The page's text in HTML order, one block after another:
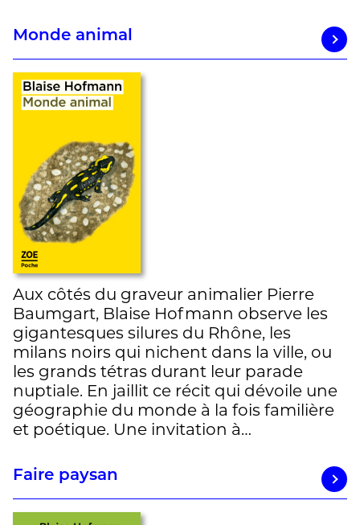
Monde animal
Aux côtés du graveur animalier Pierre
Baumgart, Blaise Hofmann observe les
gigantesques silures du Rhône, les
milans noirs qui nichent dans la ville, ou
les grands tétras durant leur parade
nuptiale. En jaillit ce récit qui dévoile une
géographie du monde à la fois familière
et poétique. Une invitation à…
Faire paysan